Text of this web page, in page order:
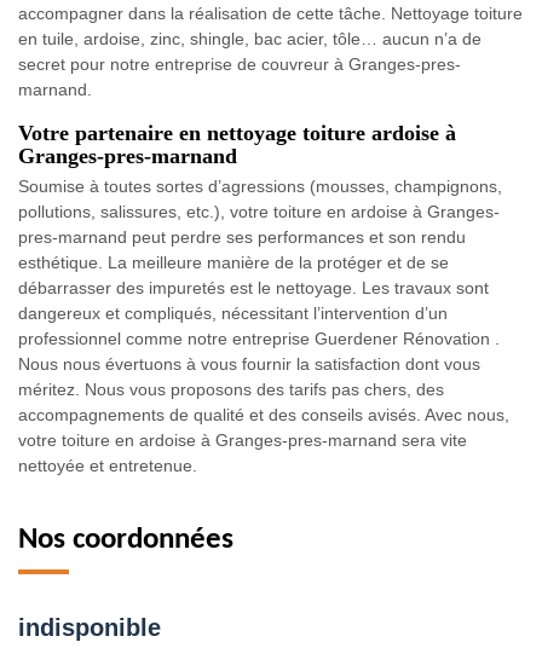
accompagner dans la réalisation de cette tâche. Nettoyage toiture
en tuile, ardoise, zinc, shingle, bac acier, tôle… aucun n’a de
secret pour notre entreprise de couvreur à Granges-pres-
marnand.
Votre partenaire en nettoyage toiture ardoise à
Granges-pres-marnand
Soumise à toutes sortes d’agressions (mousses, champignons,
pollutions, salissures, etc.), votre toiture en ardoise à Granges-
pres-marnand peut perdre ses performances et son rendu
esthétique. La meilleure manière de la protéger et de se
débarrasser des impuretés est le nettoyage. Les travaux sont
dangereux et compliqués, nécessitant l’intervention d’un
professionnel comme notre entreprise Guerdener Rénovation .
Nous nous évertuons à vous fournir la satisfaction dont vous
méritez. Nous vous proposons des tarifs pas chers, des
accompagnements de qualité et des conseils avisés. Avec nous,
votre toiture en ardoise à Granges-pres-marnand sera vite
nettoyée et entretenue.
Nos coordonnées
indisponible